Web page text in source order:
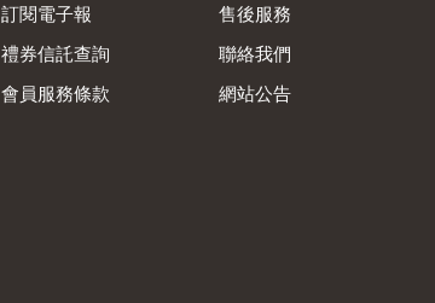
訂閱電子報
禮券信託查詢
會員服務條款
售後服務
聯絡我們
網站公告